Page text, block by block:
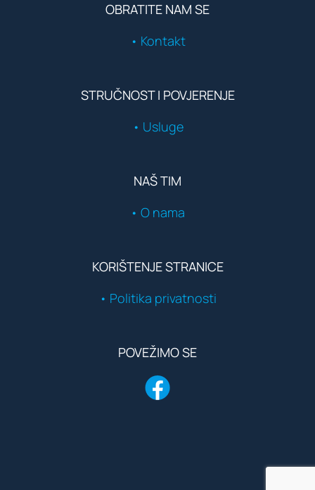
OBRATITE NAM SE
• Kontakt
STRUČNOST I POVJERENJE
• Usluge
NAŠ TIM
• O nama
KORIŠTENJE STRANICE
• Politika privatnosti
POVEŽIMO SE